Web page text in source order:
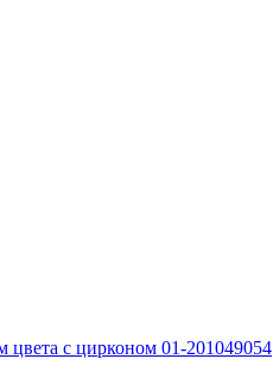
цвета с цирконом 01-201049054